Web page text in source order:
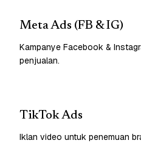
Meta Ads (FB & IG)
Kampanye Facebook &
penjualan.
TikTok Ads
Iklan video untuk penemuan